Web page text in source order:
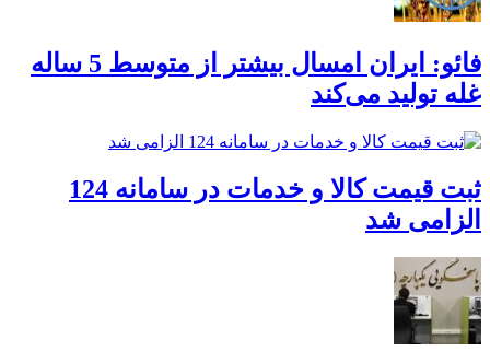
فائو: ایران امسال بیشتر از متوسط 5 ساله
غله تولید می‌کند
ثبت قیمت کالا و خدمات در سامانه 124
الزامی شد